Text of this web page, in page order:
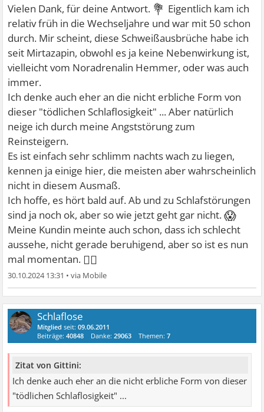
Vielen Dank, für deine Antwort. 💐 Eigentlich kam ich
relativ früh in die Wechseljahre und war mit 50 schon
durch. Mir scheint, diese Schweißausbrüche habe ich
seit Mirtazapin, obwohl es ja keine Nebenwirkung ist,
vielleicht vom Noradrenalin Hemmer, oder was auch
immer.
Ich denke auch eher an die nicht erbliche Form von
dieser "tödlichen Schlaflosigkeit" ... Aber natürlich
neige ich durch meine Angststörung zum
Reinsteigern.
Es ist einfach sehr schlimm nachts wach zu liegen,
kennen ja einige hier, die meisten aber wahrscheinlich
nicht in diesem Ausmaß.
Ich hoffe, es hört bald auf. Ab und zu Schlafstörungen
sind ja noch ok, aber so wie jetzt geht gar nicht.😱
Meine Kundin meinte auch schon, dass ich schlecht
aussehe, nicht gerade beruhigend, aber so ist es nun
mal momentan. 🤷‍♀
30.10.2024 13:31 •
Schlaflose
Mitglied seit:09.06.2011
Beiträge:40848 Danke:29063 Themen:7
Zitat von Gittini:
Ich denke auch eher an die nicht erbliche Form von dieser
"tödlichen Schlaflosigkeit" ...